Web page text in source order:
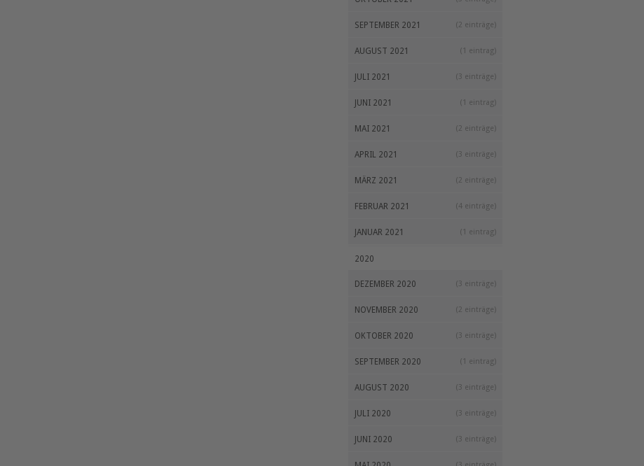
SEPTEMBER 2021 (2 einträge)
AUGUST 2021 (1 eintrag)
JULI 2021 (3 einträge)
JUNI 2021 (1 eintrag)
MAI 2021 (2 einträge)
APRIL 2021 (3 einträge)
MÄRZ 2021 (2 einträge)
FEBRUAR 2021 (4 einträge)
JANUAR 2021 (1 eintrag)
2020
DEZEMBER 2020 (3 einträge)
NOVEMBER 2020 (2 einträge)
OKTOBER 2020 (3 einträge)
SEPTEMBER 2020 (1 eintrag)
AUGUST 2020 (3 einträge)
JULI 2020 (3 einträge)
JUNI 2020 (3 einträge)